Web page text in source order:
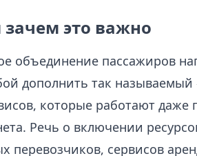
это важно
объединение пассажиров
дополнить так называемый
которые работают даже
Речь о включении
перевозчиков, сервисов